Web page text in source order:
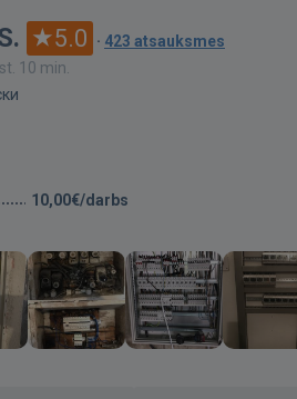
5.0 · 423 atsauksmes
10 min.
10,00€/darbs